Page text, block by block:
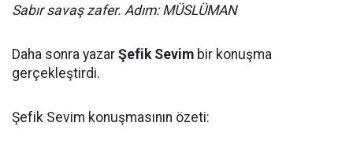
Sabır savaş zafer. Adım: MÜSLÜMAN
Daha sonra yazar Şefik Sevim bir konuşma
gerçekleştirdi.
Şefik Sevim konuşmasının özeti: